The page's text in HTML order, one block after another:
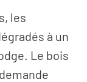
les
à un
Le bois